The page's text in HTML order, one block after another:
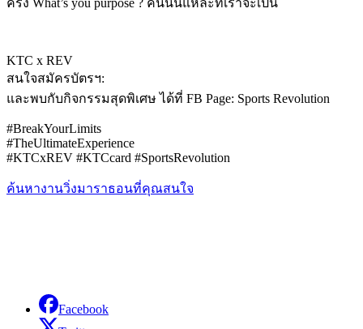
ครั้ง What’s you purpose ? คนนั้นแหละที่เราจะเป็น
KTC x REV
สนใจสมัครบัตรฯ:
และพบกับกิจกรรมสุดพิเศษ ได้ที่ FB Page: Sports Revolution
#BreakYourLimits
#TheUltimateExperience
#KTCxREV #KTCcard #SportsRevolution
ค้นหางานวิ่งมาราธอนที่คุณสนใจ
Facebook